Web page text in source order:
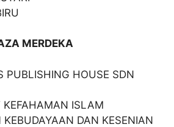
MERDEKA
PUBLISHING HOUSE SDN
ISLAM
DAN KESENIAN